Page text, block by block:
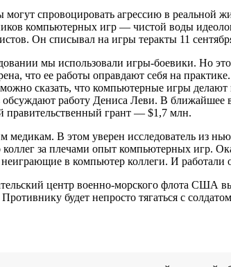
спровоцировать агрессию в реальной
компьютерных игр — чистой воды
Он списывал на игры теракты 11
мы использовали игры-боевики. Но это
что ее работы оправдают себя на
сказать, что компьютерные игры делают
работу Дениса Леви. В ближайшее
правительственный грант — $1,7 млн.
В этом уверен исследователь из
за плечами опыт компьютерных игр.
в компьютер коллеги. И работали
центр военно-морского флота
будет непросто тягаться с